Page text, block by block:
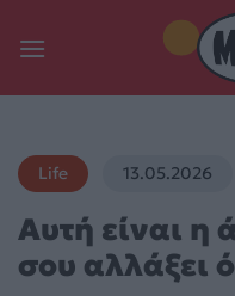
Life 13.05.2026
Αυτή είναι η
σου αλλάξει